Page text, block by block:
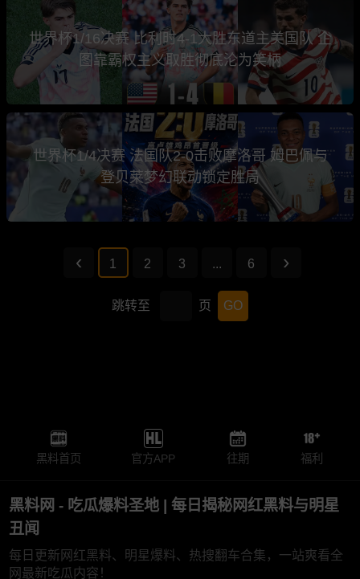
世界杯1/16决赛 比利时4-1大胜东道主美国队 企
图靠霸权主义取胜彻底沦为笑柄
世界杯1/4决赛 法国队2-0击败摩洛哥 姆巴佩与
登贝莱梦幻联动锁定胜局
1 2 3 ... 6
跳转至 页 GO
黑料首页 官方APP 往期 福利
黑料网 - 吃瓜爆料圣地 | 每日揭秘网红黑料与明星
丑闻
每日更新网红黑料、明星爆料、热搜翻车合集，一站爽看全
网最新吃瓜内容！